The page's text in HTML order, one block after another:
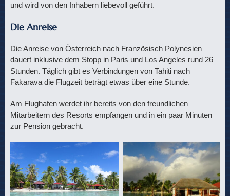
und wird von den Inhabern liebevoll geführt.
Die Anreise
Die Anreise von Österreich nach Französisch Polynesien
dauert inklusive dem Stopp in Paris und Los Angeles rund 26
Stunden. Täglich gibt es Verbindungen von Tahiti nach
Fakarava die Flugzeit beträgt etwas über eine Stunde.
Am Flughafen werdet ihr bereits von den freundlichen
Mitarbeitern des Resorts empfangen und in ein paar Minuten
zur Pension gebracht.